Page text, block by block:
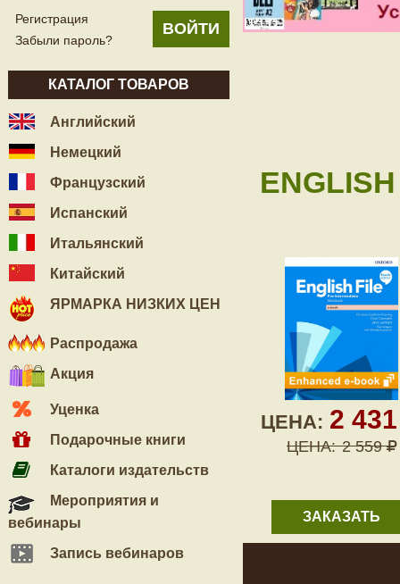
Регистрация
Забыли пароль?
КАТАЛОГ ТОВАРОВ
Английский
Немецкий
Французский
Испанский
Итальянский
Китайский
ЯРМАРКА НИЗКИХ ЦЕН
Распродажа
Акция
Уценка
Подарочные книги
Каталоги издательств
Мероприятия и
вебинары
Запись вебинаров
ЦЕНА: 2
ЦЕНА: 2 559
ЗАКАЗАТЬ